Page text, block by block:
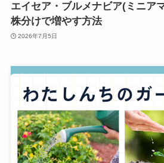
エイセア・ブルメナビア(ミニア
株分けで増やす方法
2026年7月5日